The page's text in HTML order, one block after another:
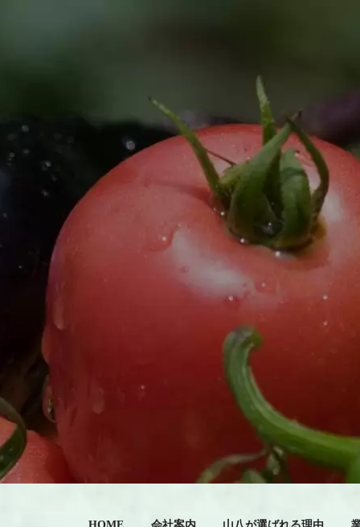
HOME 会社案内 山八が選ばれる理由